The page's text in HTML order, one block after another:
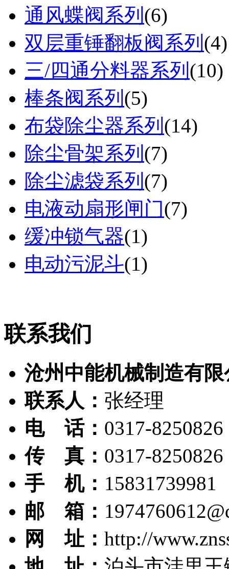
通风蝶阀系列 (6)
双层重锤翻板阀系列 (4)
三/四通分料器系列 (10)
棒条阀系列 (5)
布袋除尘器系列 (14)
除尘骨架系列 (7)
除尘滤袋系列 (7)
电液动扇形闸门(7)
缓冲锁气器(1)
电动污泥斗(1)
联系我们
沧州中能机械制造有限
联系人： 张经理
电 话： 0317-8250826
传 真： 0317-8250826
手 机： 15831739981
邮 箱：
网 址： http://